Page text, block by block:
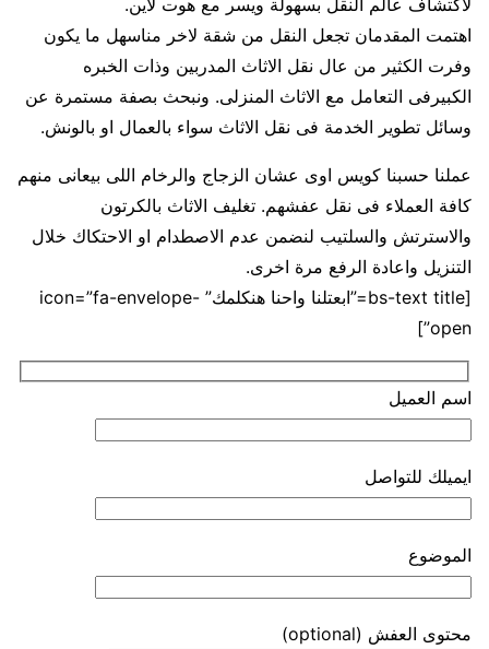
لاكتشاف عالم النقل بسهولة ويسر مع هوت لاين.
اهتمت المقدمان تجعل النقل من شقة لاخر مناسهل ما يكون
وفرت الكثير من عال نقل الاثاث المدربين وذات الخبره
الكبيرفى التعامل مع الاثاث المنزلى. ونبحث بصفة مستمرة عن
وسائل تطوير الخدمة فى نقل الاثاث سواء بالعمال او بالونش.
عملنا حسبنا كويس اوى عشان الزجاج والرخام اللى بيعانى منهم
كافة العملاء فى نقل عفشهم. تغليف الاثاث بالكرتون
والاسترتش والسلتيب لنضمن عدم الاصطدام او الاحتكاك خلال
التنزيل واعادة الرفع مرة اخرى.
[bs-text title=”ابعتلنا واحنا هنكلمك” icon=”fa-envelope-
open”]
اسم العميل
ايميلك للتواصل
الموضوع
محتوى العفش (optional)